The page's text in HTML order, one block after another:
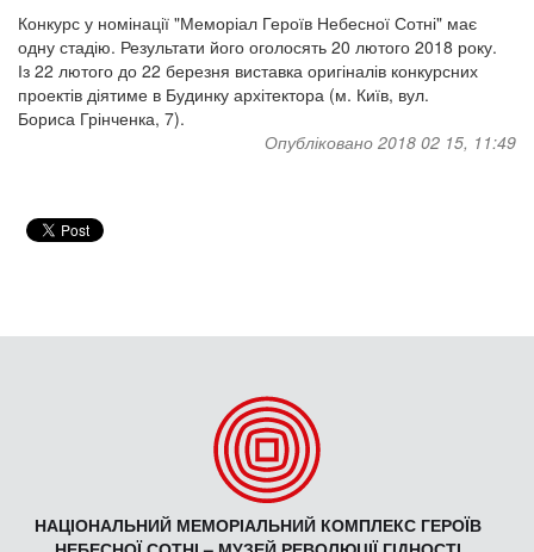
Конкурс у номінації "Меморіал Героїв Небесної Сотні" має
одну стадію. Результати його оголосять 20 лютого 2018 року.
Із 22 лютого до 22 березня виставка оригіналів конкурсних
проектів діятиме в Будинку архітектора (м. Київ, вул.
Бориса Грінченка, 7).
Опубліковано 2018 02 15, 11:49
НАЦІОНАЛЬНИЙ МЕМОРІАЛЬНИЙ КОМПЛЕКС ГЕРОЇВ